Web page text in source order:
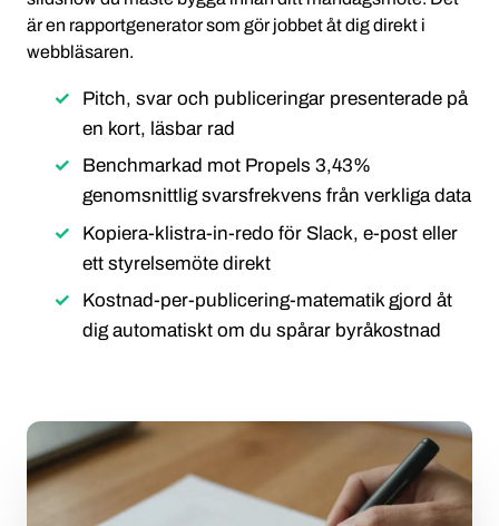
är en rapportgenerator som gör jobbet åt dig direkt i
webbläsaren.
Pitch, svar och publiceringar presenterade på
en kort, läsbar rad
Benchmarkad mot Propels 3,43%
genomsnittlig svarsfrekvens från verkliga data
Kopiera-klistra-in-redo för Slack, e-post eller
ett styrelsemöte direkt
Kostnad-per-publicering-matematik gjord åt
dig automatiskt om du spårar byråkostnad